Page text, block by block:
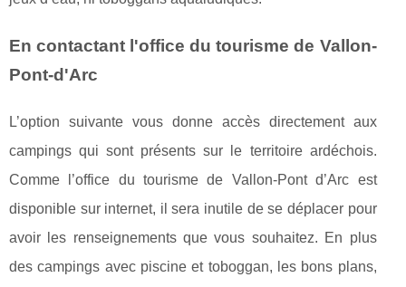
En contactant l'office du tourisme de Vallon-
Pont-d'Arc
L’option suivante vous donne accès directement aux
campings qui sont présents sur le territoire ardéchois.
Comme l’office du tourisme de Vallon-Pont d’Arc est
disponible sur internet, il sera inutile de se déplacer pour
avoir les renseignements que vous souhaitez. En plus
des campings avec piscine et toboggan, les bons plans,